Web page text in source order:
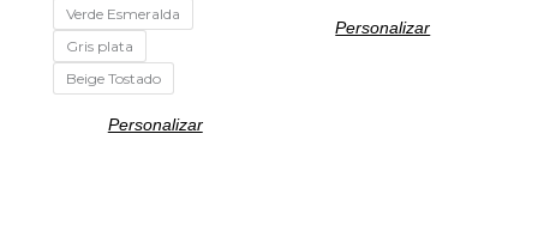
Verde Esmeralda
Gris plata
Beige Tostado
Personalizar
Personalizar